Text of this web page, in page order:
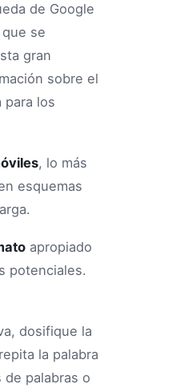
de Google
se
gran
sobre el
los
, lo más
esquemas
apropiado
potenciales.
dosifique la
la palabra
palabras o